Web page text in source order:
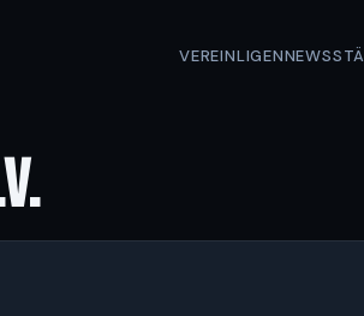
VEREINLIGENNEWS